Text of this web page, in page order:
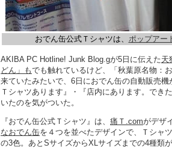
おでん缶公式Ｔシャツは、 ポップアー
AKIBA PC Hotline! Junk Blog.gが5日に伝えた天
どん」もでも触れているけど、「秋葉原名物：
来ていたみたいで、6日におでん缶の自動販売機
Ｔシャツあります』・『店内にあります。でき
いたのを気がついた。
『おでん缶公式Ｔシャツ』は、 痛Ｔ.comがデザ
なおでん缶を４つを並べたデザインで、Ｔシャ
の3色。あとSサイズからXLサイズまでの4種類